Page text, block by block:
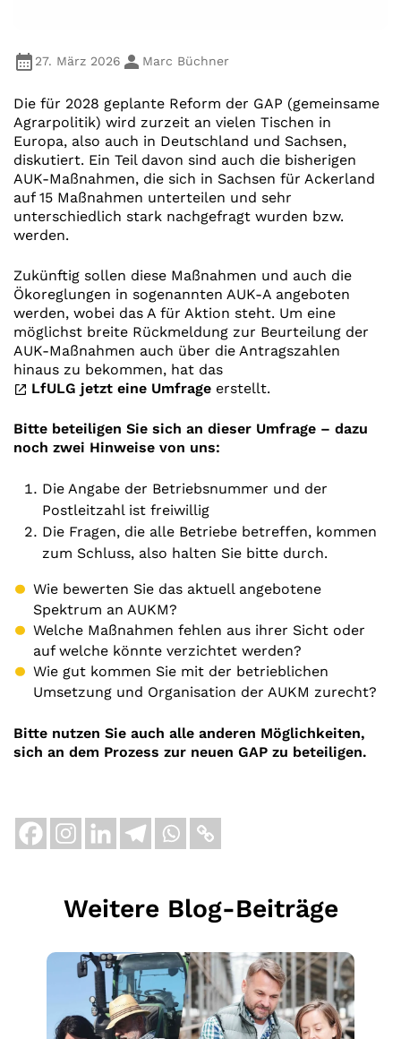
27. März 2026 Marc Büchner
Die für 2028 geplante Reform der GAP (gemeinsame
Agrarpolitik) wird zurzeit an vielen Tischen in
Europa, also auch in Deutschland und Sachsen,
diskutiert. Ein Teil davon sind auch die bisherigen
AUK-Maßnahmen, die sich in Sachsen für Ackerland
auf 15 Maßnahmen unterteilen und sehr
unterschiedlich stark nachgefragt wurden bzw.
werden.
Zukünftig sollen diese Maßnahmen und auch die
Ökoreglungen in sogenannten AUK-A angeboten
werden, wobei das A für Aktion steht. Um eine
möglichst breite Rückmeldung zur Beurteilung der
AUK-Maßnahmen auch über die Antragszahlen
hinaus zu bekommen, hat das
LfULG jetzt eine Umfrage erstellt.
Bitte beteiligen Sie sich an dieser Umfrage – dazu
noch zwei Hinweise von uns:
Die Angabe der Betriebsnummer und der
Postleitzahl ist freiwillig
Die Fragen, die alle Betriebe betreffen, kommen
zum Schluss, also halten Sie bitte durch.
Wie bewerten Sie das aktuell angebotene
Spektrum an AUKM?
Welche Maßnahmen fehlen aus ihrer Sicht oder
auf welche könnte verzichtet werden?
Wie gut kommen Sie mit der betrieblichen
Umsetzung und Organisation der AUKM zurecht?
Bitte nutzen Sie auch alle anderen Möglichkeiten,
sich an dem Prozess zur neuen GAP zu beteiligen.
Weitere Blog-Beiträge